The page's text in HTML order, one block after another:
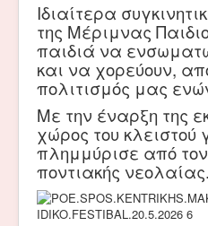
Ιδιαίτερα
της Μέριμνας
παιδιά να
και να χορεύουν,
πολιτισμός μας
Με την έναρξη της
χώρος του κλειστού
πλημμύρισε από
ποντιακής νεολαίας.